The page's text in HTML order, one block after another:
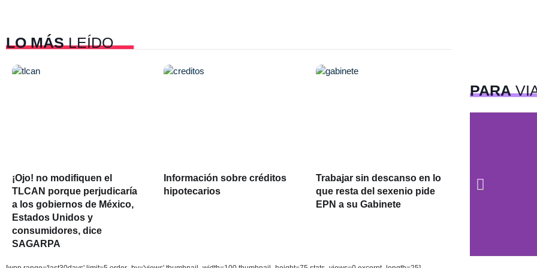
LO MÁSLEÍDO
¡Ojo! no modifiquen el
TLCAN porque perjudicaría
a los gobiernos de México,
Estados Unidos y
consumidores, dice
SAGARPA
Información sobre créditos
hipotecarios
Trabajar sin descanso en lo
que resta del sexenio pide
EPN a su Gabinete
PARA